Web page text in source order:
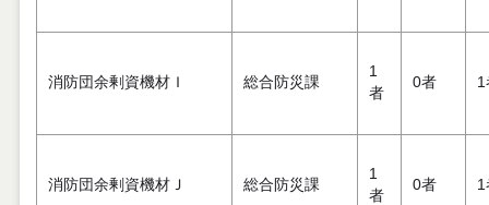
消防団余剰資機材Ｉ 総合防災課
1
者
0者 1
消防団余剰資機材Ｊ 総合防災課
1
者
0者 1